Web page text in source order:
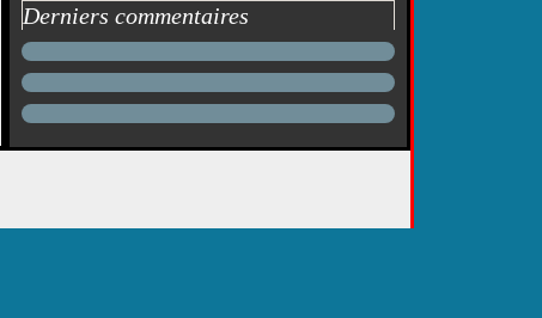
Derniers commentaires